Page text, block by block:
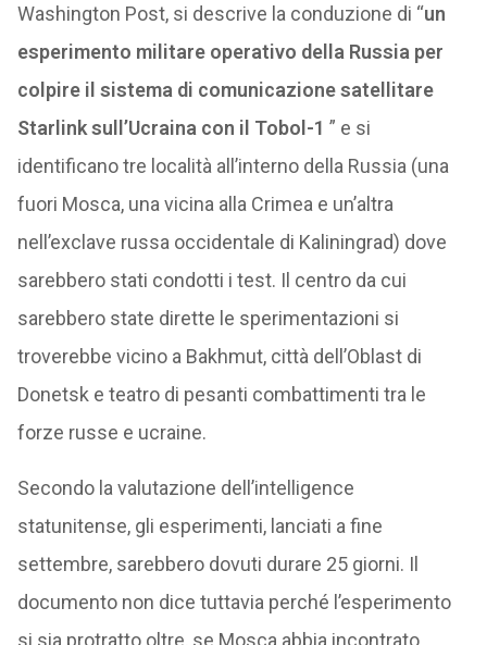
Washington Post, si descrive la conduzione di “un
esperimento militare operativo della Russia per
colpire il sistema di comunicazione satellitare
Starlink sull’Ucraina con il Tobol-1 ” e si
identificano tre località all’interno della Russia (una
fuori Mosca, una vicina alla Crimea e un’altra
nell’exclave russa occidentale di Kaliningrad) dove
sarebbero stati condotti i test. Il centro da cui
sarebbero state dirette le sperimentazioni si
troverebbe vicino a Bakhmut, città dell’Oblast di
Donetsk e teatro di pesanti combattimenti tra le
forze russe e ucraine.
Secondo la valutazione dell’intelligence
statunitense, gli esperimenti, lanciati a fine
settembre, sarebbero dovuti durare 25 giorni. Il
documento non dice tuttavia perché l’esperimento
si sia protratto oltre, se Mosca abbia incontrato